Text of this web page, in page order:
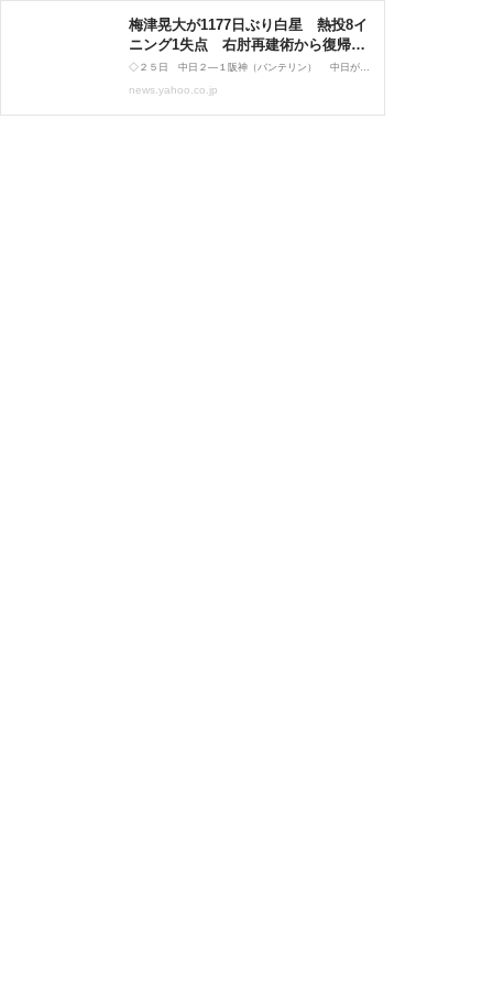
梅津晃大が1177日ぶり白星 熱投8イ
ニング1失点 右肘再建術から復帰3
試合ついに【中日】（中日スポー
ツ） - Yahoo!ニュース
◇２５日 中日２―１阪神（バンテリン） 中日が接戦を制して引き分け挟んで３連勝。右肘内側側靱帯（じんたい）再建術を受けてから復帰３戦目となった先発の梅津晃大投手は、８イニングを５安打１失点、１０
news.yahoo.co.jp